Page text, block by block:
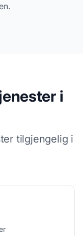
i
tilgjengelig i